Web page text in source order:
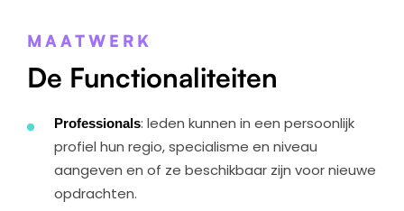
MAATWERK
De Functionaliteiten
Professionals: leden kunnen in een persoonlijk
profiel hun regio, specialisme en niveau
aangeven en of ze beschikbaar zijn voor nieuwe
opdrachten.